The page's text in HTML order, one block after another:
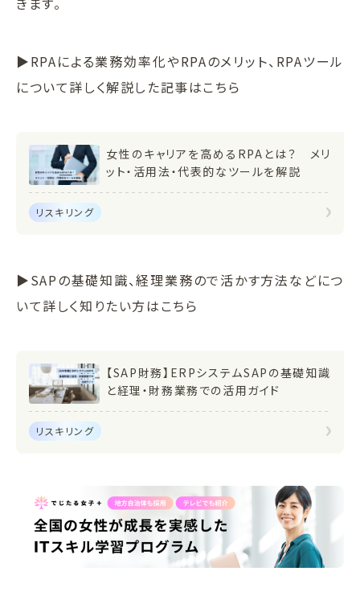
▶RPAによる業務効率化やRPAのメリット、RPAツール
について詳しく解説した記事はこちら
女性のキャリアを高めるRPAとは？ メリ
ット・活用法・代表的なツールを解説
リスキリング
▶SAPの基礎知識、経理業務ので活かす方法などにつ
いて詳しく知りたい方はこちら
【SAP財務】ERPシステムSAPの基礎知識
と経理・財務業務での活用ガイド
リスキリング